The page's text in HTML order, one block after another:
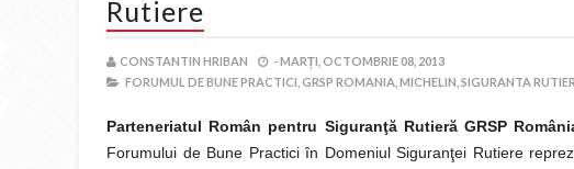
Rutiere
CONSTANTIN HRIBAN -MARȚI, OCTOMBRIE 08, 2013
FORUMUL DE BUNE PRACTICI, GRSP ROMANIA, MICHELIN, SIGURANTA
Parteneriatul Român pentru Siguranţă Rutieră GRSP
Forumului de Bune Practici în Domeniul Siguranţei Rutiere